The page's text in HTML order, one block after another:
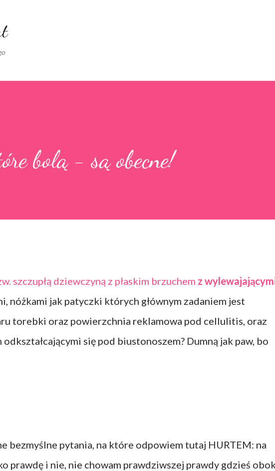
bolą - są obecne!
szczupłą dziewczyną z płaskim brzuchem z
nóżkami jak patyczki których głównym zadaniem jest
torebki oraz powierzchnia reklamowa pod cellulitis, oraz
odkształcającymi się pod biustonoszem? Dumną jak paw, bo
bezmyślne pytania, na które odpowiem tutaj HURTEM: na
prawdę i nie, nie chowam prawdziwszej prawdy gdzieś